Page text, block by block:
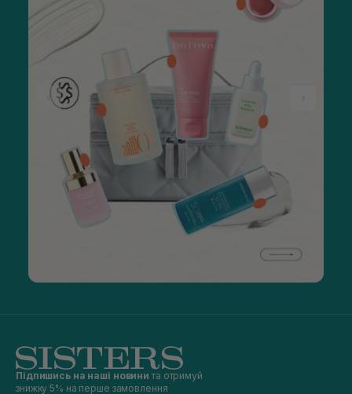
Підпишись на наші новини та отримуй
знижку 5% на перше замовлення